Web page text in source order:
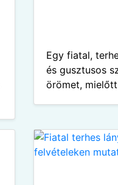
Egy fiatal,
és gusztusos
örömet,